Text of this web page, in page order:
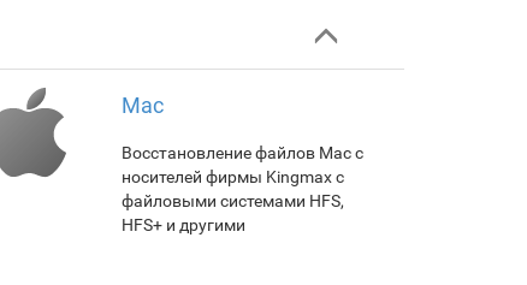
Mac
Восстановление файлов Mac с
носителей фирмы Kingmax с
файловыми системами HFS,
HFS+ и другими